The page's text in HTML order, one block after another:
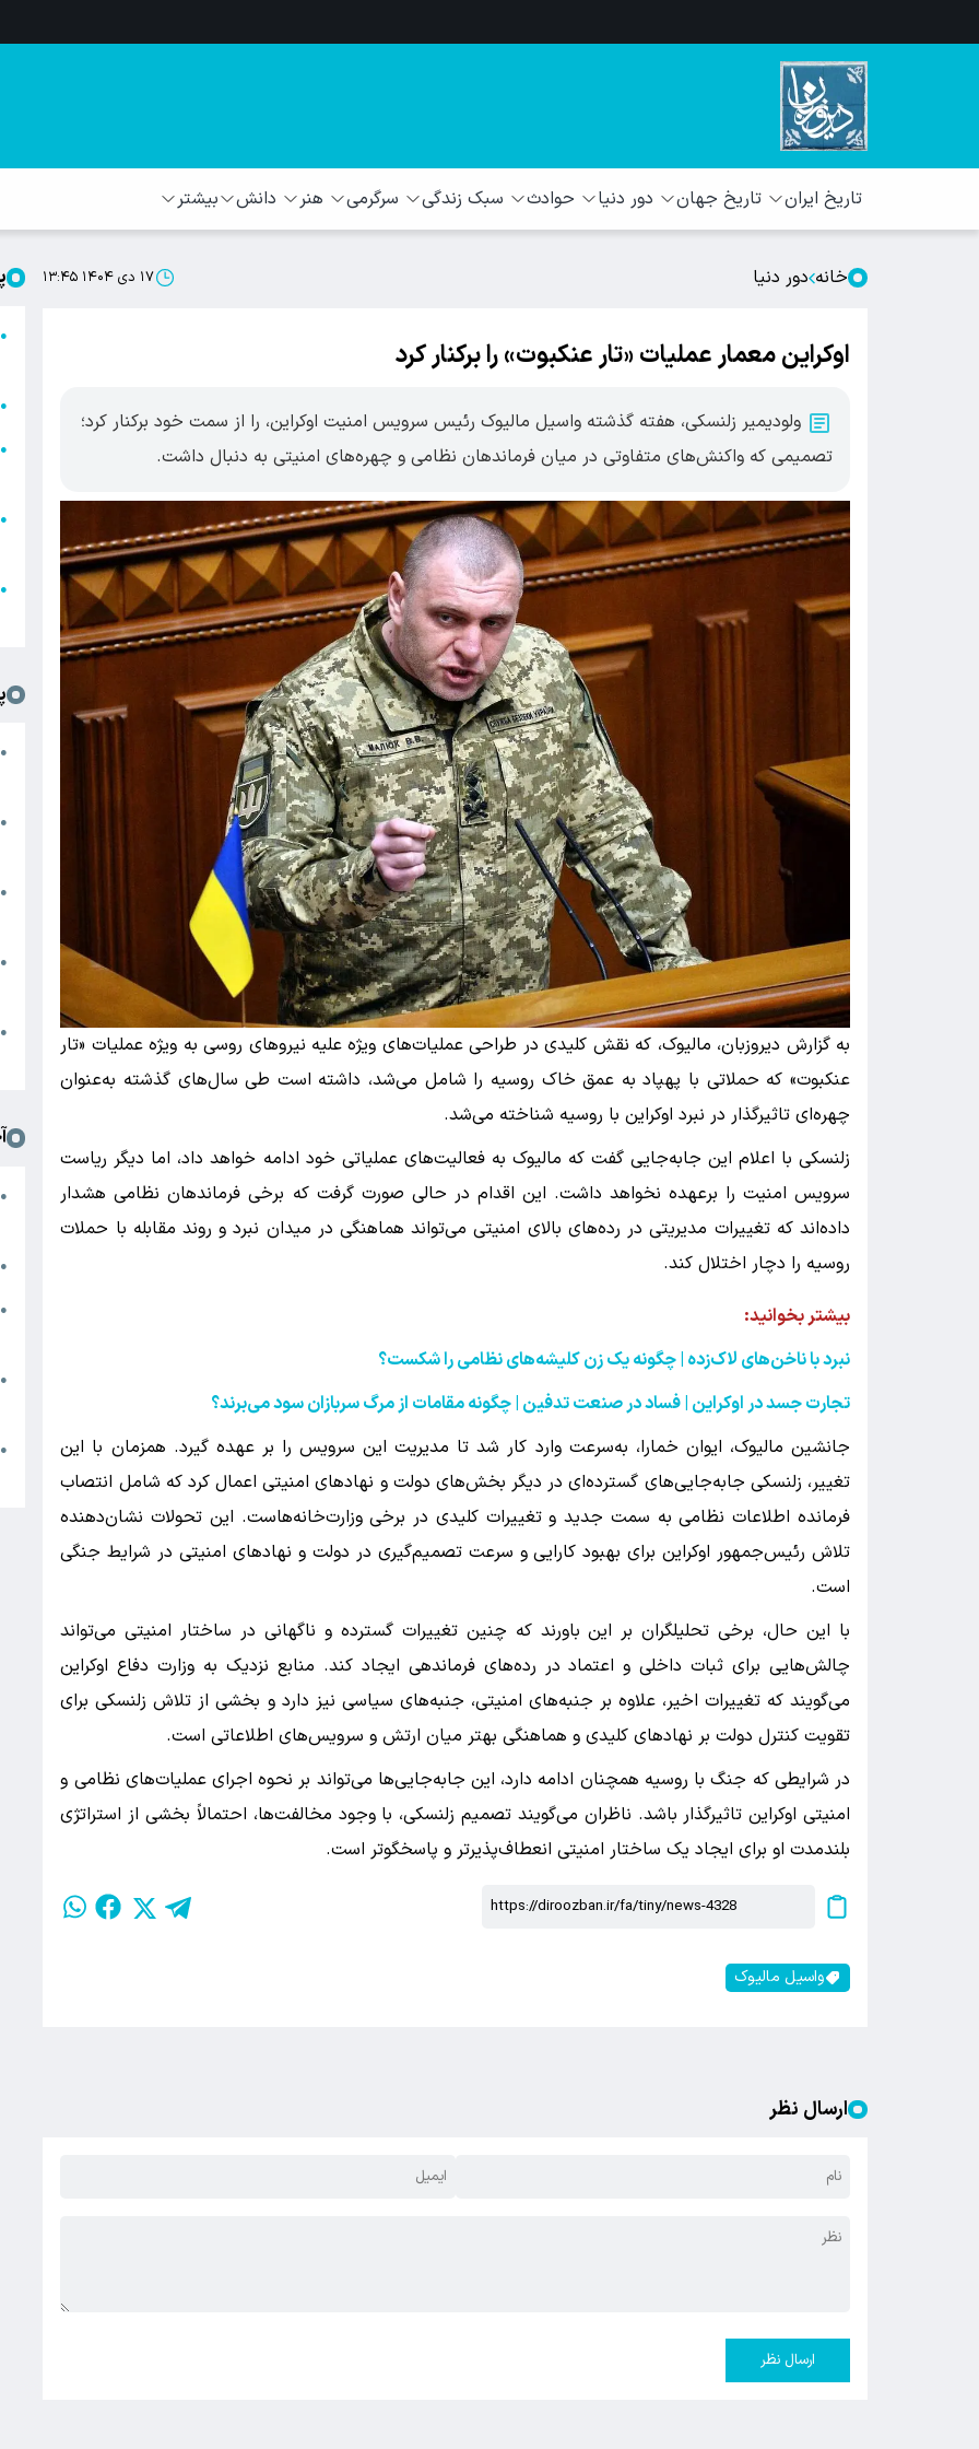
تاریخ ایران تاریخ جهان دور دنیا حوادث سبک زندگی سرگرمی هنر دانش بیشتر
خانه دور دنیا ۱۷ دی ۱۴۰۴ ۱۳:۴۵
اوکراین معمار عملیات «تار عنکبوت» را برکنار کرد
ولودیمیر زلنسکی، هفته گذشته واسیل مالیوک رئیس سرویس امنیت اوکراین، را از سمت خود برکنار کرد؛
تصمیمی که واکنش‌های متفاوتی در میان فرماندهان نظامی و چهره‌های امنیتی به دنبال داشت.
به گزارش دیروزبان، مالیوک، که نقش کلیدی در طراحی عملیات‌های ویژه علیه نیروهای روسی به ویژه عملیات «تار
عنکبوت» که حملاتی با پهپاد به عمق خاک روسیه را شامل می‌شد، داشته است طی سال‌های گذشته به‌عنوان
چهره‌ای تاثیرگذار در نبرد اوکراین با روسیه شناخته می‌شد.
زلنسکی با اعلام این جابه‌جایی گفت که مالیوک به فعالیت‌های عملیاتی خود ادامه خواهد داد، اما دیگر ریاست
سرویس امنیت را برعهده نخواهد داشت. این اقدام در حالی صورت گرفت که برخی فرماندهان نظامی هشدار
داده‌اند که تغییرات مدیریتی در رده‌های بالای امنیتی می‌تواند هماهنگی در میدان نبرد و روند مقابله با حملات
روسیه را دچار اختلال کند.
بیشتر بخوانید:
نبرد با ناخن‌های لاک‌زده | چگونه یک زن کلیشه‌های نظامی را شکست؟
تجارت جسد در اوکراین | فساد در صنعت تدفین | چگونه مقامات از مرگ سربازان سود می‌برند؟
جانشین مالیوک، ایوان خمارا، به‌سرعت وارد کار شد تا مدیریت این سرویس را بر عهده گیرد. همزمان با این
تغییر، زلنسکی جابه‌جایی‌های گسترده‌ای در دیگر بخش‌های دولت و نهادهای امنیتی اعمال کرد که شامل انتصاب
فرمانده اطلاعات نظامی به سمت جدید و تغییرات کلیدی در برخی وزارت‌خانه‌هاست. این تحولات نشان‌دهنده
تلاش رئیس‌جمهور اوکراین برای بهبود کارایی و سرعت تصمیم‌گیری در دولت و نهادهای امنیتی در شرایط جنگی
است.
با این حال، برخی تحلیلگران بر این باورند که چنین تغییرات گسترده و ناگهانی در ساختار امنیتی می‌تواند
چالش‌هایی برای ثبات داخلی و اعتماد در رده‌های فرماندهی ایجاد کند. منابع نزدیک به وزارت دفاع اوکراین
می‌گویند که تغییرات اخیر، علاوه بر جنبه‌های امنیتی، جنبه‌های سیاسی نیز دارد و بخشی از تلاش زلنسکی برای
تقویت کنترل دولت بر نهادهای کلیدی و هماهنگی بهتر میان ارتش و سرویس‌های اطلاعاتی است.
در شرایطی که جنگ با روسیه همچنان ادامه دارد، این جابه‌جایی‌ها می‌تواند بر نحوه اجرای عملیات‌های نظامی و
امنیتی اوکراین تاثیرگذار باشد. ناظران می‌گویند تصمیم زلنسکی، با وجود مخالفت‌ها، احتمالاً بخشی از استراتژی
بلندمدت او برای ایجاد یک ساختار امنیتی انعطاف‌پذیرتر و پاسخگوتر است.
واسیل مالیوک
ارسال نظر
ارسال نظر
●
●
●
●
●
●
●
●
●
●
●
●
●
●
●